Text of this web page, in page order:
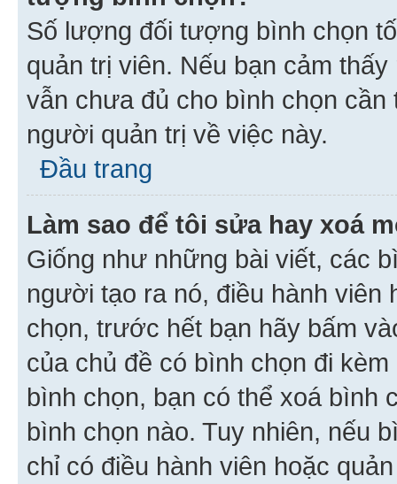
Số lượng đối tượng bình chọn
quản trị viên. Nếu bạn cảm
vẫn chưa đủ cho bình chọn
người quản trị về việc này.
Đầu trang
Làm sao để tôi sửa hay xoá
Giống như những bài viết, các
người tạo ra nó, điều hành
chọn, trước hết bạn hãy bấm
của chủ đề có bình chọn đi
bình chọn, bạn có thể xoá bình
bình chọn nào. Tuy nhiên, nếu
chỉ có điều hành viên hoặc